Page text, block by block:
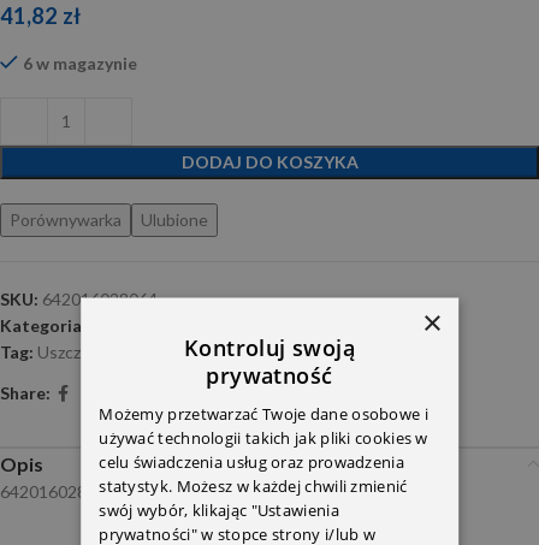
41,82 zł
6 w magazynie
DODAJ DO KOSZYKA
Porównywarka Ulubione
SKU: 642016028064
Kategoria:
Tag: Uszczelnienia-OM642
Share:
Opis
6420160280
×
Kontroluj swoją
prywatność
Możemy przetwarzać Twoje dane osobowe i
używać technologii takich jak pliki cookies w
celu świadczenia usług oraz prowadzenia
statystyk. Możesz w każdej chwili zmienić
swój wybór, klikając "Ustawienia
prywatności" w stopce strony i/lub w